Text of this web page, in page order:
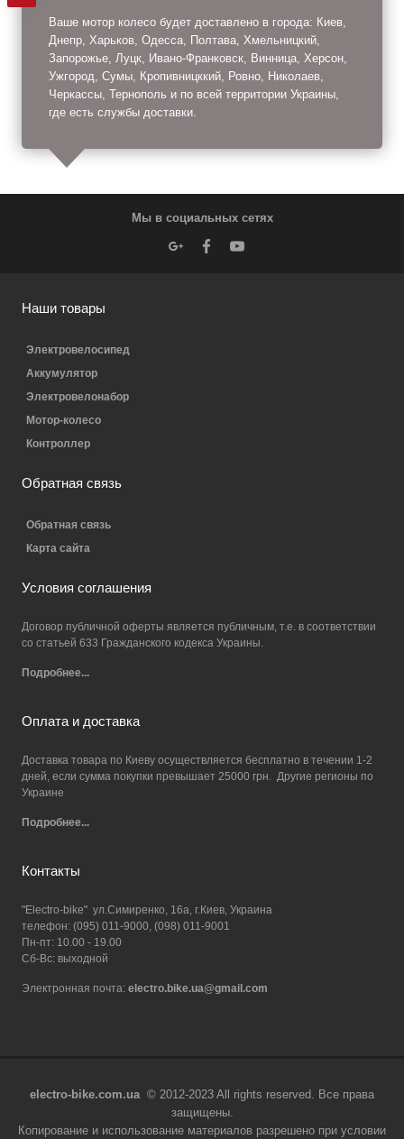
Ваше мотор колесо будет доставлено в города: Киев,
Днепр, Харьков, Одесса, Полтава, Хмельницкий,
Запорожье, Луцк, Ивано-Франковск, Винница, Херсон,
Ужгород, Сумы, Кропивницккий, Ровно, Николаев,
Черкассы, Тернополь и по всей территории Украины,
где есть службы доставки.
Мы в социальных сетях
Наши товары
Электровелосипед
Аккумулятор
Электровелонабор
Мотор-колесо
Контроллер
Обратная связь
Обратная связь
Карта сайта
Условия соглашения
Договор публичной оферты является публичным, т.е. в соответствии
со статьей 633 Гражданского кодекса Украины.
Подробнее...
Оплата и доставка
Доставка товара по Киеву осуществляется бесплатно в течении 1-2
дней, если сумма покупки превышает 25000 грн. Другие регионы по
Украине
Подробнее...
Контакты
"Electro-bike" ул.Симиренко, 16а, г.Киев, Украина
телефон: (095) 011-9000, (098) 011-9001
Пн-пт: 10.00 - 19.00
Сб-Вс: выходной
Электронная почта: electro.bike.ua@gmail.com
electro-bike.com.ua © 2012-2023 All rights reserved. Все права
защищены.
Копирование и использование материалов разрешено при условии